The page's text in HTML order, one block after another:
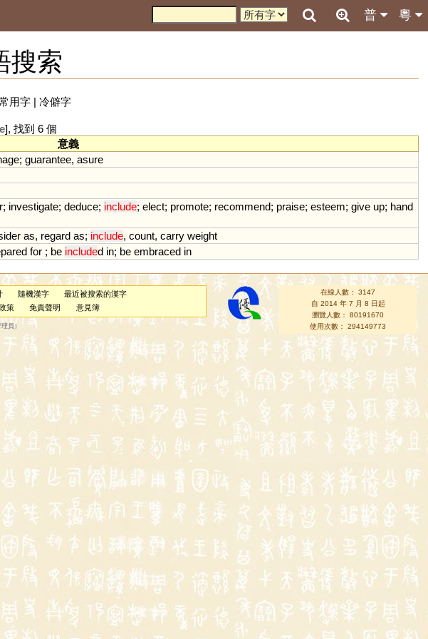
粵
普
搜索
用字| 冷僻字
], 找到 6 個
意義
; guarantee, asure
; investigate; deduce; include; elect; promote; recommend; praise; esteem; give up; hand
as, regard as; include, count, carry weight
for ; be included in; be embraced in
隨機漢字
最近被搜索的漢字
策 免責聲明 意見簿
理員）
在線人數： 3147
自 2014 年 7 月 8 日起
瀏覽人數： 80191670
使用次數： 294149773